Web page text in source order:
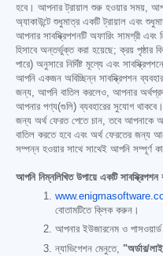
হবে। আপনার ট্রায়াল শুরু হওয়ার সময়,
অ্যাকাউন্টে শুধুমাত্র একটি ট্রায়াল এবং
আপনার সাবস্ক্রিপশনটি অফারিং সামগ্রী এবং
হিসাবে অন্তর্ভুক্ত করা হয়েছে; ক্রয় পৃষ্ঠার
পারে) অনুসারে নির্দিষ্ট মূল্যে এবং
আপনি একজন অবিচ্ছিন্ন সাবস্ক্রিপশন
জন্য, আপনি বাতিল করলেও, আপনার
আপনার পণ্য(গুলি) ব্যবহারের সুযোগ থাকবে।
জন্য অর্থ ফেরত পেতে চান, তবে আপনাকে
বাতিল করতে হবে এবং অর্থ ফেরতের জন্য
সম্পন্ন হওয়ার সাথে সাথেই আপনি সম্পূর্ণ
আপনি নিম্নলিখিত উপায়ে একটি সাবস্ক্রিপশন
বোতামটিতে ক্লিক করুন।
আপনার ইউজারনেম ও
ন্যাভিগেশন মেনুতে, "অর্ডার/